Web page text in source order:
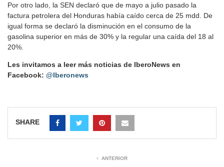
Por otro lado, la SEN declaró que de mayo a julio pasado la
factura petrolera del Honduras había caído cerca de 25 mdd. De
igual forma se declaró la disminución en el consumo de la
gasolina superior en más de 30% y la regular una caída del 18 al
20%.
Les invitamos a leer más noticias de IberoNews en
Facebook: @Iberonews
SHARE
ANTERIOR